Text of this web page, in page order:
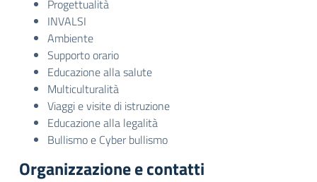
Progettualità
INVALSI
Ambiente
Supporto orario
Educazione alla salute
Multiculturalità
Viaggi e visite di istruzione
Educazione alla legalità
Bullismo e Cyber bullismo
Organizzazione e contatti